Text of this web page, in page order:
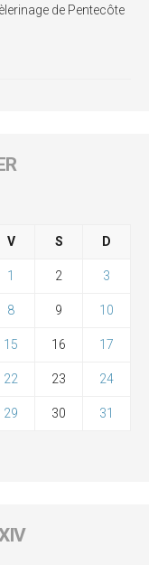
de Pentecôte
V S D
1 2 3
8 9 10
15 16 17
22 23 24
29 30 31